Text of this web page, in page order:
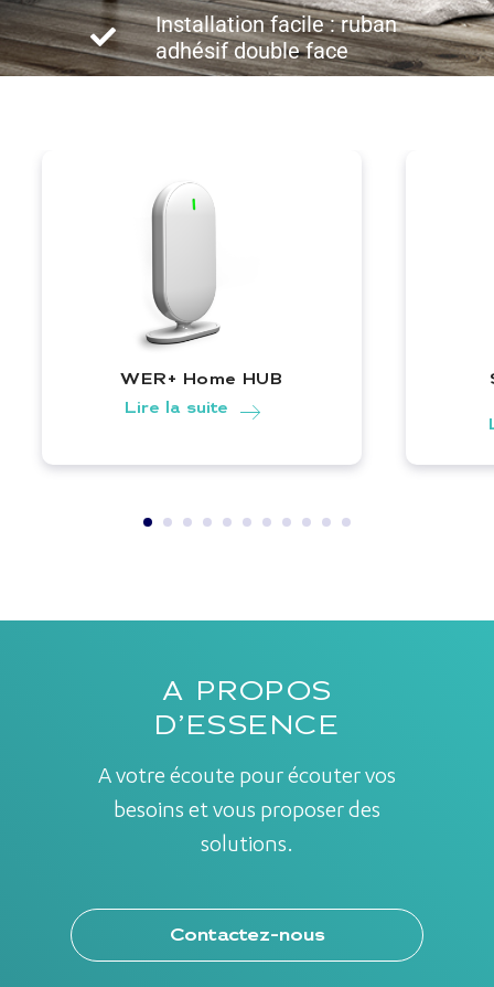
Installation facile : ruban
adhésif double face
WER+ Home HUB
WER+ Home HUB |
Lire la suite
A PROPOS
D’ESSENCE
A votre écoute pour écouter vos
besoins et vous proposer des
solutions.
Contactez-nous